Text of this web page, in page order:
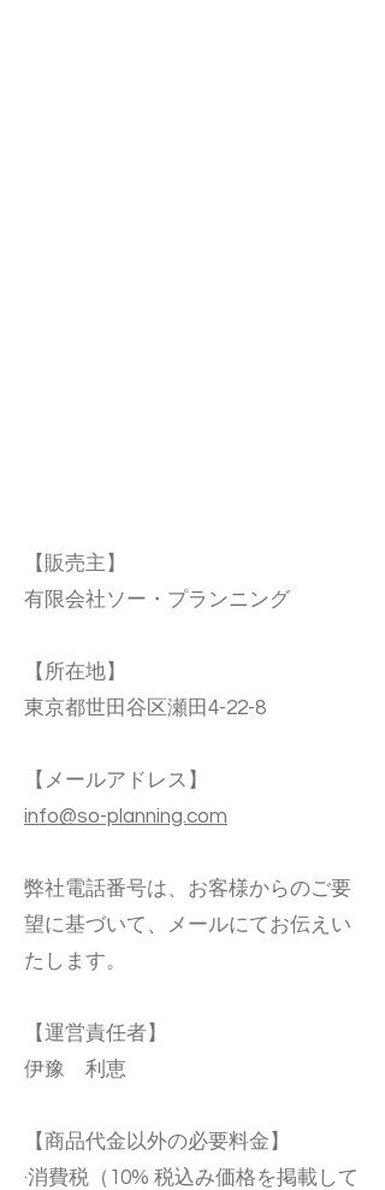
【販売主】
有限会社ソー・プランニング
【所在地】
東京都世田谷区瀬田4-22-8
【メールアドレス】
info@so-planning.com
弊社電話番号は、お客様からのご要
望に基づいて、メールにてお伝えい
たします。
【運営責任者】
伊豫 利恵
【商品代金以外の必要料金】
·消費税（10% 税込み価格を掲載して